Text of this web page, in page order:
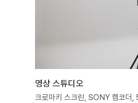
영상 스튜디오
크로마키 스크린, SONY 캠코더,